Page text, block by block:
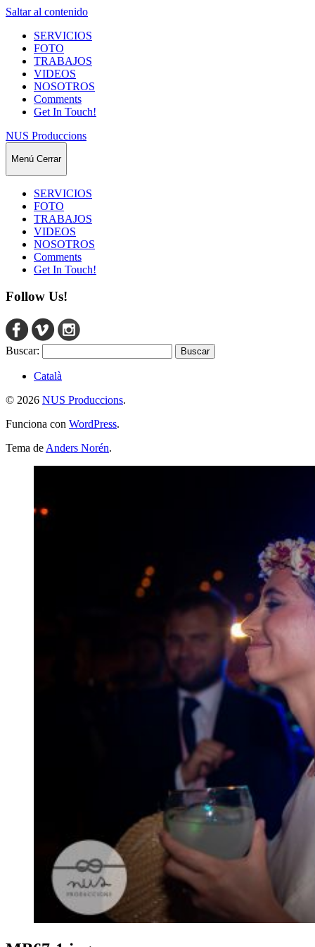
Saltar al contenido
SERVICIOS
FOTO
TRABAJOS
VIDEOS
NOSOTROS
Comments
Get In Touch!
NUS Produccions
Menú Cerrar
SERVICIOS
FOTO
TRABAJOS
VIDEOS
NOSOTROS
Comments
Get In Touch!
Follow Us!
Buscar:
Català
© 2026 NUS Produccions.
Funciona con WordPress.
Tema de Anders Norén.